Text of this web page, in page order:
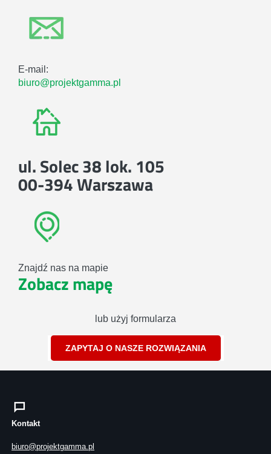
E-mail:
biuro@projektgamma.pl
ul. Solec 38 lok. 105
00-394 Warszawa
Znajdź nas na mapie
Zobacz mapę
lub użyj formularza
ZAPYTAJ O NASZE ROZWIĄZANIA
Kontakt
biuro@projektgamma.pl